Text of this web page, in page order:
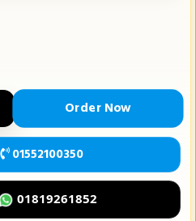
Order Now
01552100350
01819261852